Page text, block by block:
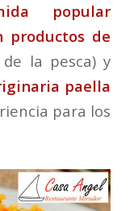
popular
productos de
la pesca) y
paella
para los